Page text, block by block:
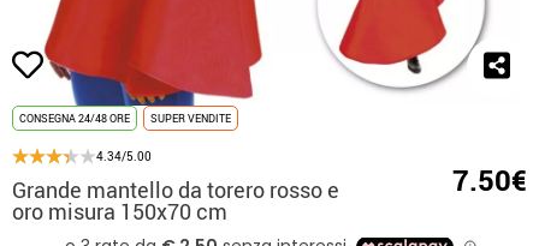
CONSEGNA 24/48 ORE SUPER VENDITE
4.34/5.00
Grande mantello da torero rosso e
oro misura 150x70 cm
7.50€